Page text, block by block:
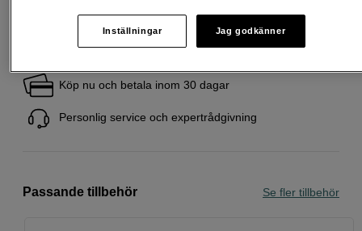
Fri frakt vid köp över 1 500 kronor
Köp nu och betala inom 30 dagar
Personlig service och expertrådgivning
Passande tillbehör Se fler tillbehör
Inställningar Jag godkänner